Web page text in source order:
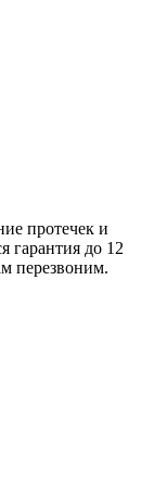
протечек и
гарантия до 12
перезвоним.